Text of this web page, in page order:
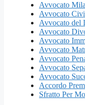
Avvocato
Avvocato
Avvocato del
Avvocato
Avvocato
Avvocato
Avvocato
Avvocato
Avvocato
Accordo
Sfratto Per